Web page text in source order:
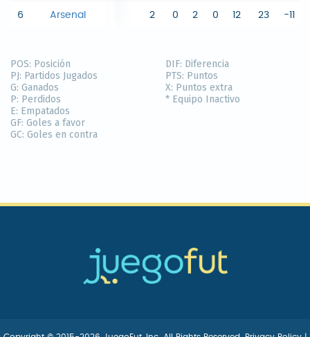
6 Arsenal 2 0 2 0 12 23 -11
POS: Posición
PJ: Partidos Jugados
G: Ganados
P: Perdidos
E: Empatados
GF: Goles a favor
GC: Goles en contra
DIF: Diferencia
PTS: Puntos
X: Puntos extra
* Equipo Inactivo